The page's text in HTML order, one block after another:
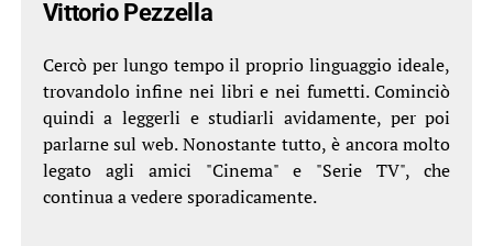
Vittorio Pezzella
Cercò per lungo tempo il proprio linguaggio ideale,
trovandolo infine nei libri e nei fumetti. Cominciò
quindi a leggerli e studiarli avidamente, per poi
parlarne sul web. Nonostante tutto, è ancora molto
legato agli amici "Cinema" e "Serie TV", che
continua a vedere sporadicamente.